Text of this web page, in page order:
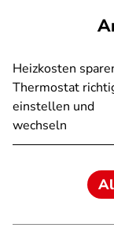
Heizkosten
Thermostat
einstellen und
wechseln